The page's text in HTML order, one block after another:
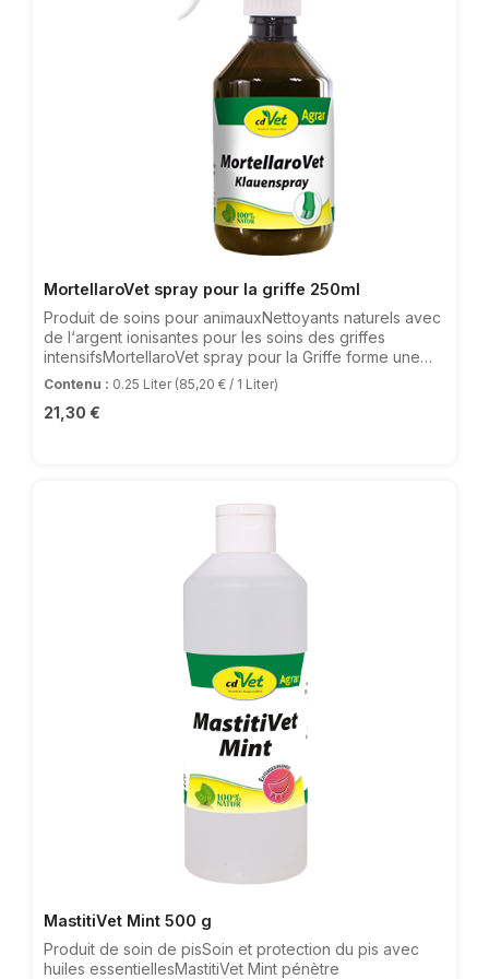
MortellaroVet spray pour la griffe 250ml
Produit de soins pour animauxNettoyants naturels avec
de l‘argent ionisantes pour les soins des griffes
intensifsMortellaroVet spray pour la Griffe forme une
barrière protectrice hygiénique à la surface de la
peau, ce qui le rend beaucoup plus difficile pour le
fumier en décomposition, le lisier et ainsi les germes de
outre, il neutralise le ramollissement des griffes dû aux
retiré de la tête de pulvérisation afin que la
pulvérisation puisse peut être assurée, même si elle est
argent micronisé, huile de saugeQuantités
recommandées: pulvériser après la coupe de griffe ou
si nécessaire zones affectées problématiquesLes
zones de la peau et des griffes doivent être aussi
propres et sèches que possible.Exemple d‘application:
nettoyez les griffes avant de traire - après la traite,
vaporisez les griffes avec du spray MortellaroVet pour
Contenu : 0.25 Liter (85,20 € / 1 Liter)
Prix régulier :
21,30 €
MastitiVet Mint 500 g
Produit de soin de pisSoin et protection du pis avec
huiles essentiellesMastitiVet Mint pénètre